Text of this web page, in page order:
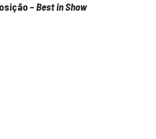
– Best in Show